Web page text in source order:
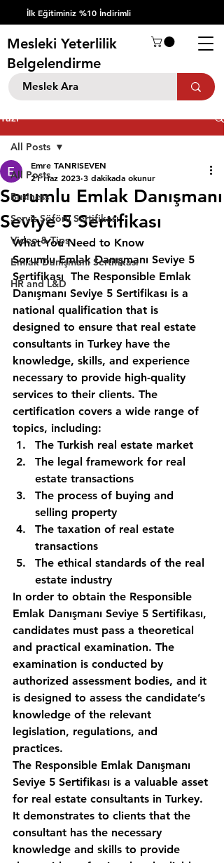
İlk Eğitiminiz %10 İndirimli
Mesleki Yeterlilik
Belgelendirme
Yazı
All Posts
Business
Servis Şöförü Sertifikası
Video & Tips
Emlak Danışmanı Sertifikası
HR and L&D
All Posts
Sorumlu Emlak Danışmanı
Seviye 5 Sertifikası
Emre TANRISEVEN
21 Haz 2023 3 dakikada okunur
What You Need to Know
Sorumlu Emlak Danışmanı Seviye 5
Sertifikası  The Responsible Emlak
Danışmanı Seviye 5 Sertifikası is a
national qualification that is
designed to ensure that real estate
consultants in Turkey have the
knowledge, skills, and experience
necessary to provide high-quality
services to their clients. The
certification covers a wide range of
topics, including:
The Turkish real estate market
The legal framework for real
estate transactions
The process of buying and
selling property
The taxation of real estate
transactions
The ethical standards of the real
estate industry
In order to obtain the Responsible
Emlak Danışmanı Seviye 5 Sertifikası,
candidates must pass a theoretical
and practical examination. The
examination is conducted by
authorized assessment bodies, and it
is designed to assess the candidate’s
knowledge of the relevant
legislation, regulations, and
practices.
The Responsible Emlak Danışmanı
Seviye 5 Sertifikası is a valuable asset
for real estate consultants in Turkey.
It demonstrates to clients that the
consultant has the necessary
knowledge and skills to provide